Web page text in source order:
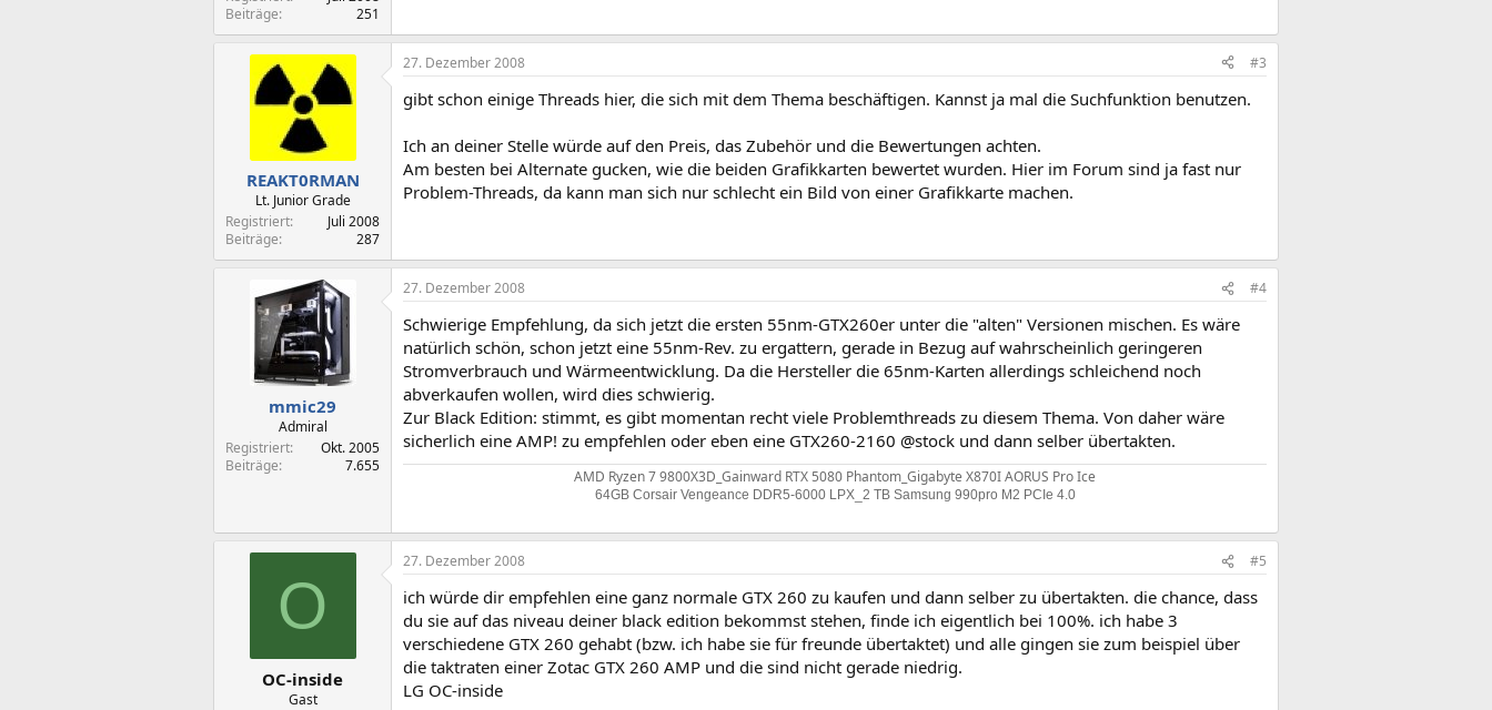
Beiträge
251
REAKT0RMAN
Lt. Junior Grade
Registriert
Juli 2008
Beiträge
287
27. Dezember 2008 #3
gibt schon einige Threads hier, die sich mit dem Thema beschäftigen. Kannst ja mal die Suchfunktion benutzen.
Ich an deiner Stelle würde auf den Preis, das Zubehör und die Bewertungen achten.
Am besten bei Alternate gucken, wie die beiden Grafikkarten bewertet wurden. Hier im Forum sind ja fast nur
Problem-Threads, da kann man sich nur schlecht ein Bild von einer Grafikkarte machen.
mmic29
Admiral
Registriert
Okt. 2005
Beiträge
7.655
27. Dezember 2008 #4
Schwierige Empfehlung, da sich jetzt die ersten 55nm-GTX260er unter die "alten" Versionen mischen. Es wäre
natürlich schön, schon jetzt eine 55nm-Rev. zu ergattern, gerade in Bezug auf wahrscheinlich geringeren
Stromverbrauch und Wärmeentwicklung. Da die Hersteller die 65nm-Karten allerdings schleichend noch
abverkaufen wollen, wird dies schwierig.
Zur Black Edition: stimmt, es gibt momentan recht viele Problemthreads zu diesem Thema. Von daher wäre
sicherlich eine AMP! zu empfehlen oder eben eine GTX260-2160 @stock und dann selber übertakten.
AMD Ryzen 7 9800X3D_Gainward RTX 5080 Phantom_Gigabyte X870I AORUS Pro Ice
64GB Corsair Vengeance DDR5-6000 LPX_2 TB Samsung 990pro M2 PCIe 4.0
O
OC-inside
Gast
27. Dezember 2008 #5
ich würde dir empfehlen eine ganz normale GTX 260 zu kaufen und dann selber zu übertakten. die chance, dass
du sie auf das niveau deiner black edition bekommst stehen, finde ich eigentlich bei 100%. ich habe 3
verschiedene GTX 260 gehabt (bzw. ich habe sie für freunde übertaktet) und alle gingen sie zum beispiel über
die taktraten einer Zotac GTX 260 AMP und die sind nicht gerade niedrig.
LG OC-inside